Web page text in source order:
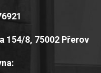
154/8, 75002 Přerov